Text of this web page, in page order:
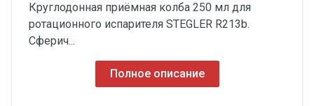
Круглодонная приёмная колба 250 мл для
ротационного испарителя STEGLER R213b.
Сферич...
Полное описание